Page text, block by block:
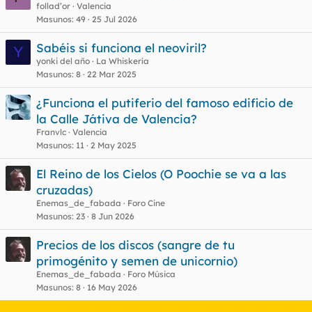
De vendedor a comprador
Nacido en 2002, el portal de subastas de eBay España
( www.ebay.es
) sigue la pauta de sus 31 web hermanas
internacionales. Su dirección corre a cargo de María Calvo, una
bienes de consumo masivo y servicios. Calvo no es
precisamente una novata en las lides de la compraventa entre
particulares en Internet, por muy novedosa que ésta parezca.
Con anterioridad asumió la dirección general de iBazar.es, tras
haber recalado en Telepizza como directora de Marketing. La
web española ha sido pionera en materia de subastas de arte
en Internet, al lograr, en 2003, un acuerdo con la Sala Retiro
Caja Madrid gracias al cual ya se han subastado un Picasso y
un Dalí. No obstante, el mayor impacto mediático obtenido por
el portal de subastas fue el que generó la boda entre el
Príncipe Felipe y Doña Letizia. En aquel entonces llegaron a
ponerse a la venta balcones desde donde contemplar el paso
de la comitiva por las calles madrileñas que formaban parte del
recorrido. También se vendieron multitud de artículos
relacionados con el acontecimiento.
follad’or Valencia
Masunos 49 25 Jul 2026
Y Sabéis si funciona el neoviril?
yonki del año
La Whiskería
Masunos 8 22 Mar 2025
¿Funciona el putiferio del famoso edificio de
la Calle Játiva de Valencia?
Franvlc Valencia
Masunos 11 2 May 2025
El Reino de los Cielos (O Poochie se va a las
cruzadas)
Enemas_de_fabada
Foro Cine
Masunos 23 8 Jun 2026
Precios de los discos (sangre de tu
primogénito y semen de unicornio)
Enemas_de_fabada
Foro Música
Masunos 8 16 May 2026